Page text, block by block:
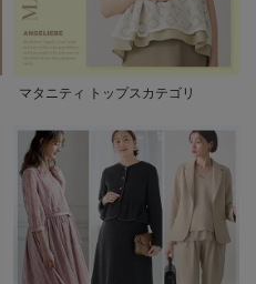
マタニティ トップスカテゴリ